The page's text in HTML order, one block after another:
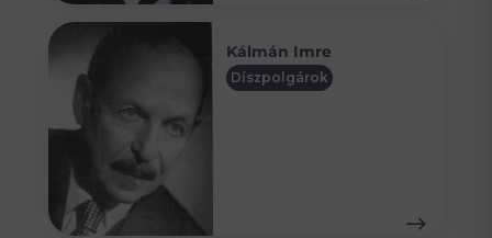
Kálmán Imre
Díszpolgárok